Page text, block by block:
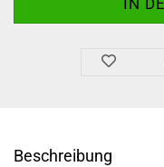
Beschreibung